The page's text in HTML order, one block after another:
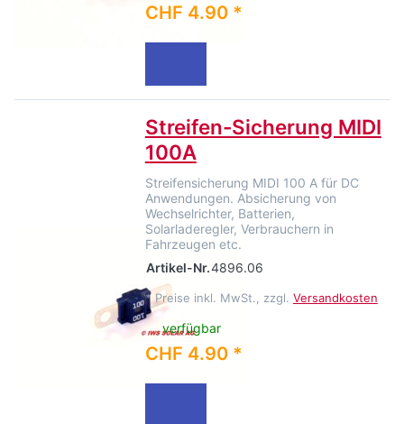
CHF 4.90 *
Streifen-Sicherung MIDI
100A
Streifensicherung MIDI 100 A für DC
Anwendungen. Absicherung von
Wechselrichter, Batterien,
Solarladeregler, Verbrauchern in
Fahrzeugen etc.
Artikel-Nr.4896.06
* Preise inkl. MwSt., zzgl. Versandkosten
verfügbar
CHF 4.90 *